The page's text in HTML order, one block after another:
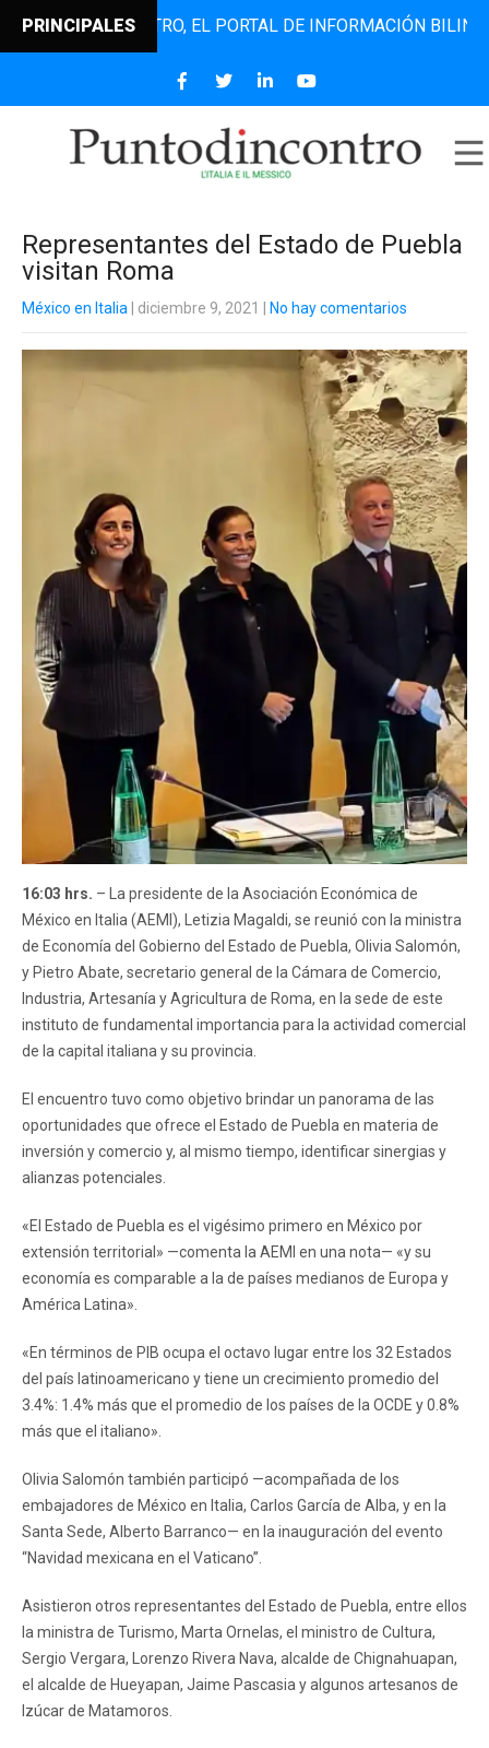
PRINCIPALES EL PORTAL DE INFORMACIÓN BILINGÜE
Representantes del Estado de Puebla
visitan Roma
México en Italia | diciembre 9, 2021 No hay comentarios
16:03 hrs. – La presidente de la Asociación Económica de
México en Italia (AEMI), Letizia Magaldi, se reunió con la ministra
de Economía del Gobierno del Estado de Puebla, Olivia Salomón,
y Pietro Abate, secretario general de la Cámara de Comercio,
Industria, Artesanía y Agricultura de Roma, en la sede de este
instituto de fundamental importancia para la actividad comercial
de la capital italiana y su provincia.
El encuentro tuvo como objetivo brindar un panorama de las
oportunidades que ofrece el Estado de Puebla en materia de
inversión y comercio y, al mismo tiempo, identificar sinergias y
alianzas potenciales.
«El Estado de Puebla es el vigésimo primero en México por
extensión territorial» —comenta la AEMI en una nota— «y su
economía es comparable a la de países medianos de Europa y
América Latina».
«En términos de PIB ocupa el octavo lugar entre los 32 Estados
del país latinoamericano y tiene un crecimiento promedio del
3.4%: 1.4% más que el promedio de los países de la OCDE y 0.8%
más que el italiano».
Olivia Salomón también participó —acompañada de los
embajadores de México en Italia, Carlos García de Alba, y en la
Santa Sede, Alberto Barranco— en la inauguración del evento
“Navidad mexicana en el Vaticano”.
Asistieron otros representantes del Estado de Puebla, entre ellos
la ministra de Turismo, Marta Ornelas, el ministro de Cultura,
Sergio Vergara, Lorenzo Rivera Nava, alcalde de Chignahuapan,
el alcalde de Hueyapan, Jaime Pascasia y algunos artesanos de
Izúcar de Matamoros.